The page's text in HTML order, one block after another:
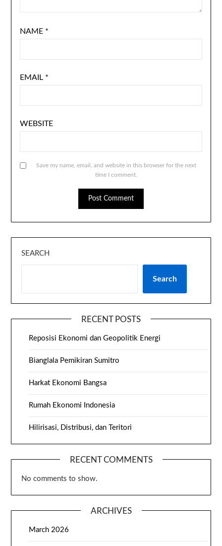
NAME *
EMAIL *
WEBSITE
Save my name, email, and website in this browser for the next
time I comment.
SEARCH
Search
RECENT POSTS
Reposisi Ekonomi dan Geopolitik Energi
Bianglala Pemikiran Sumitro
Harkat Ekonomi Bangsa
Rumah Ekonomi Indonesia
Hilirisasi, Distribusi, dan Teritori
RECENT COMMENTS
No comments to show.
ARCHIVES
March 2026